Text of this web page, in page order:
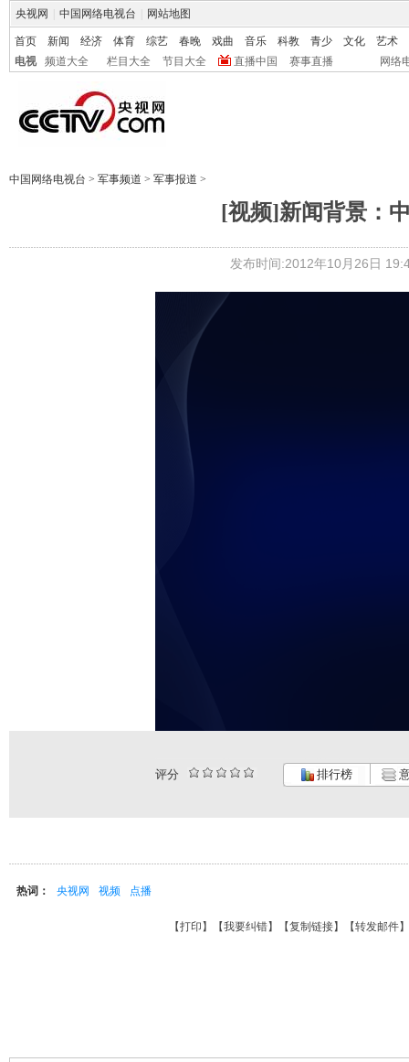
央视网 中国网络电视台 网站地图
首页 新闻 经济 体育 综艺 春晚 戏曲 音乐 科教 青少 文化
艺术
电视
频道大全 栏目大全 节目大全 直播中国 赛事直播 网络
中国网络电视台 > 军事频道 > 军事报道 >
[视频]新闻背景：
发布时间:2012年10月26日
评分 排行榜
热词： 央视网 视频 点播
【打印 】【我要纠错】【复制链接】【转发邮件